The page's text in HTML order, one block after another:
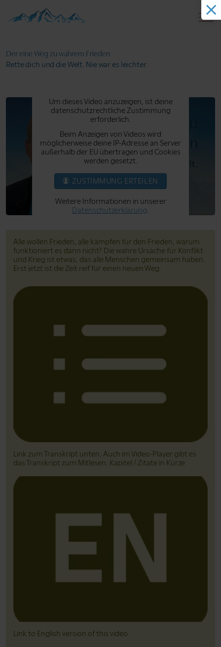
Der eine Weg zu wahrem Frieden
Rette dich und die Welt. Nie war es leichter.
Um dieses Video anzuzeigen, ist deine
datenschutzrechtliche Zustimmung
erforderlich.
Beim Anzeigen von Videos wird
möglicherweise deine IP-Adresse an Server
außerhalb der EU übertragen und Cookies
werden gesetzt.
ZUSTIMMUNG ERTEILEN
Weitere Informationen in unserer
Datenschutzerklärung.
Alle wollen Frieden, alle kämpfen für den Frieden, warum
funktioniert es dann nicht? Die wahre Ursache für Konflikt
und Krieg ist etwas, das alle Menschen gemeinsam haben.
Erst jetzt ist die Zeit reif für einen neuen Weg.
Link zum Transkript unten. Auch im Video-Player gibt es
das Transkript zum Mitlesen. Kapitel / Zitate in Kürze
Link to English version of this video